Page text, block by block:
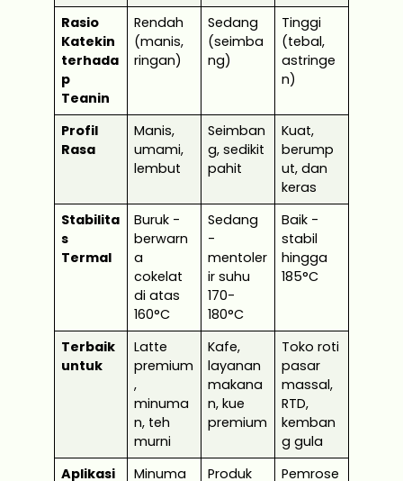
Rasio
Katekin
terhada
p
Teanin
Rendah
(manis,
ringan)
Sedang
(seimba
ng)
Tinggi
(tebal,
astringe
n)
Profil
Rasa
Manis,
umami,
lembut
Seimban
g, sedikit
pahit
Kuat,
berump
ut, dan
keras
Stabilita
s
Termal
Buruk -
berwarn
a
cokelat
di atas
160°C
Sedang
-
mentoler
ir suhu
170-
180°C
Baik -
stabil
hingga
185°C
Terbaik
untuk
Latte
premium
,
minuma
n, teh
murni
Kafe,
layanan
makana
n, kue
premium
Toko roti
pasar
massal,
RTD,
kemban
g gula
Aplikasi
Minuma
Produk
Pemrose